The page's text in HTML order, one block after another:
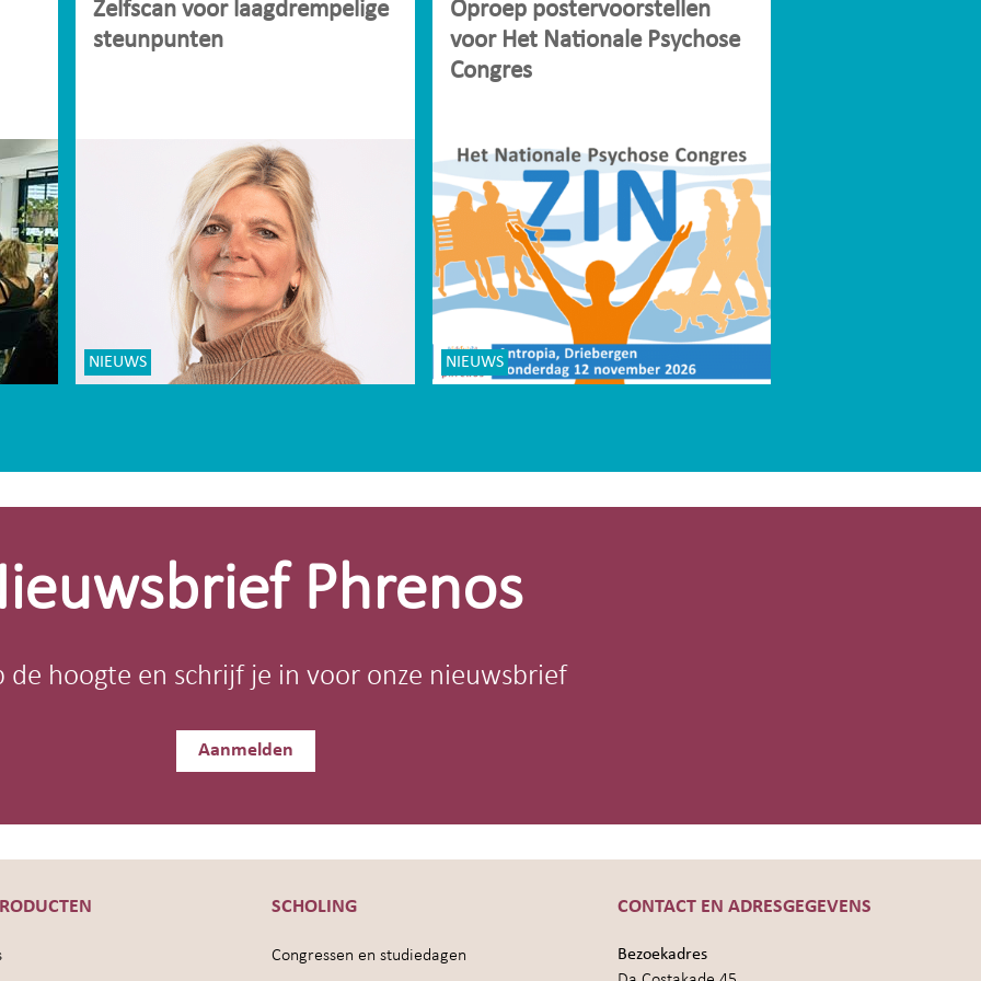
Zelfscan voor laagdrempelige
steunpunten
NIEUWS
Oproep postervoorstellen
voor Het Nationale Psychose
Congres
NIEUWS
Phrenos
de hoogte en schrijf je in voor onze nieuwsbrief
Aanmelden
SCHOLING
Congressen en studiedagen
CONTACT EN ADRESGEGEVENS
Bezoekadres